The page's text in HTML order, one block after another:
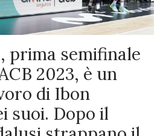
prima semifinale
2023, è un
di Ibon
suoi. Dopo il